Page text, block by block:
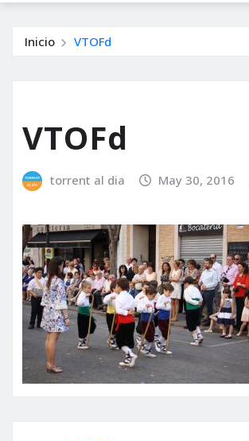
Inicio VTOFd
VTOFd
torrent al dia May 30, 2016